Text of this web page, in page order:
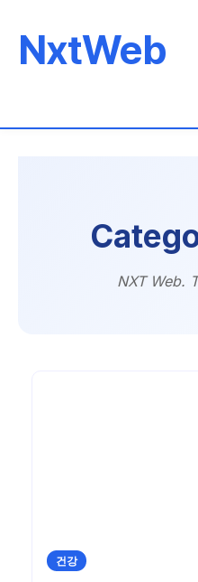
NxtWeb
NXT Web.
건강